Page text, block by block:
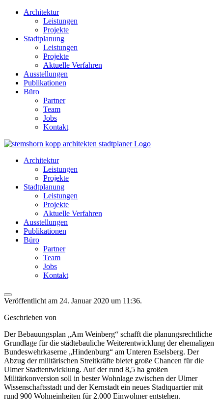
Architektur
Leistungen
Projekte
Stadtplanung
Leistungen
Projekte
Aktuelle Verfahren
Ausstellungen
Publikationen
Büro
Partner
Team
Jobs
Kontakt
Architektur
Leistungen
Projekte
Stadtplanung
Leistungen
Projekte
Aktuelle Verfahren
Ausstellungen
Publikationen
Büro
Partner
Team
Jobs
Kontakt
Veröffentlicht am 24. Januar 2020 um 11:36.
Geschrieben von
Der Bebauungsplan „Am Weinberg“ schafft die planungsrechtliche
Grundlage für die städtebauliche Weiterentwicklung der ehemaligen
Bundeswehrkaserne „Hindenburg“ am Unteren Eselsberg. Der
Abzug der militärischen Streitkräfte bietet große Chancen für die
Ulmer Stadtentwicklung. Auf der rund 8,5 ha großen
Militärkonversion soll in bester Wohnlage zwischen der Ulmer
Wissenschaftsstadt und der Kernstadt ein neues Stadtquartier mit
rund 900 Wohneinheiten für 2.000 Einwohner entstehen.